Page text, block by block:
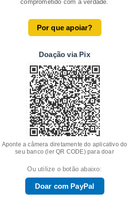
comprometido com a verdade.
Por que apoiar?
Doação via Pix
Aponte a câmera diretamente do aplicativo do
seu banco (ler QR CODE) para doar
Ou utilize o botão abaixo:
Doar com PayPal